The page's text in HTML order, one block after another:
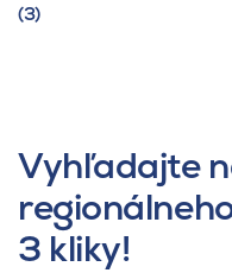
(3)
Vyhľadajte
3 kliky!